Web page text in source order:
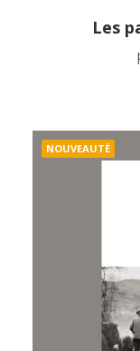
Les
NOUVEAUTÉ